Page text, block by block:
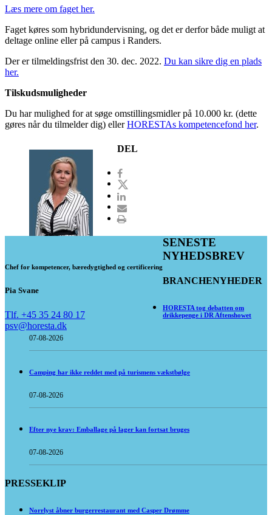
Læs mere om faget her.
Faget køres som hybridundervisning, og det er derfor både muligt at
deltage online eller på campus i Randers.
Der er tilmeldingsfrist den 30. dec. 2022. Du kan sikre dig en plads
her.
Tilskudsmuligheder
Du har mulighed for at søge omstillingsmidler på 10.000 kr. (dette
gøres når du tilmelder dig) ellerHORESTAs kompetencefond her.
Chef for kompetencer, bæredygtighed og certificering
Pia Svane
Tlf. +45 35 24 80 17
psv@horesta.dk
DEL
SENESTE
NYHEDSBREV
BRANCHENYHEDER
HORESTA tog debatten om
drikkepenge i DR Aftenshowet
07-08-2026
Camping har ikke reddet med på turismens vækstbølge
07-08-2026
Efter nye krav: Emballage på lager kan fortsat bruges
07-08-2026
PRESSEKLIP
Norrlyst åbner burgerrestaurant med Casper Drømme